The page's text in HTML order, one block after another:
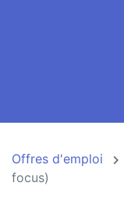
Offres d'emploi
focus)